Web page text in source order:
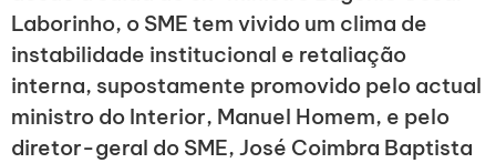
Laborinho, o SME tem vivido um clima de
instabilidade institucional e retaliação
interna, supostamente promovido pelo actual
ministro do Interior, Manuel Homem, e pelo
diretor-geral do SME, José Coimbra Baptista